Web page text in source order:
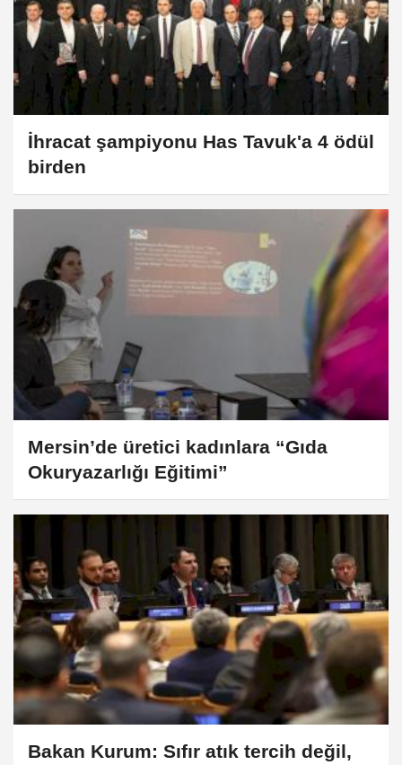
İhracat şampiyonu Has Tavuk'a 4 ödül
birden
Mersin’de üretici kadınlara “Gıda
Okuryazarlığı Eğitimi”
Bakan Kurum: Sıfır atık tercih değil,